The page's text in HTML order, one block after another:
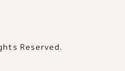
Reserved.